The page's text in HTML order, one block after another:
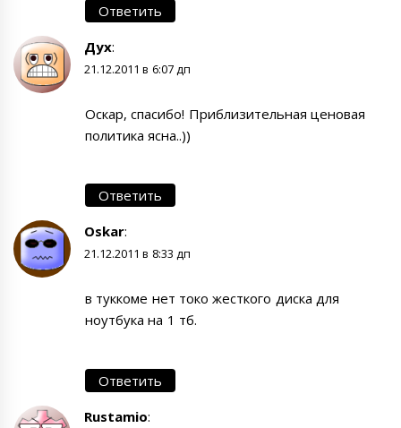
Ответить
Дух:
21.12.2011 в 6:07 дп
Оскар, спасибо! Приблизительная ценовая
политика ясна..))
Ответить
Oskar:
21.12.2011 в 8:33 дп
в туккоме нет токо жесткого диска для
ноутбука на 1 тб.
Ответить
Rustamio: